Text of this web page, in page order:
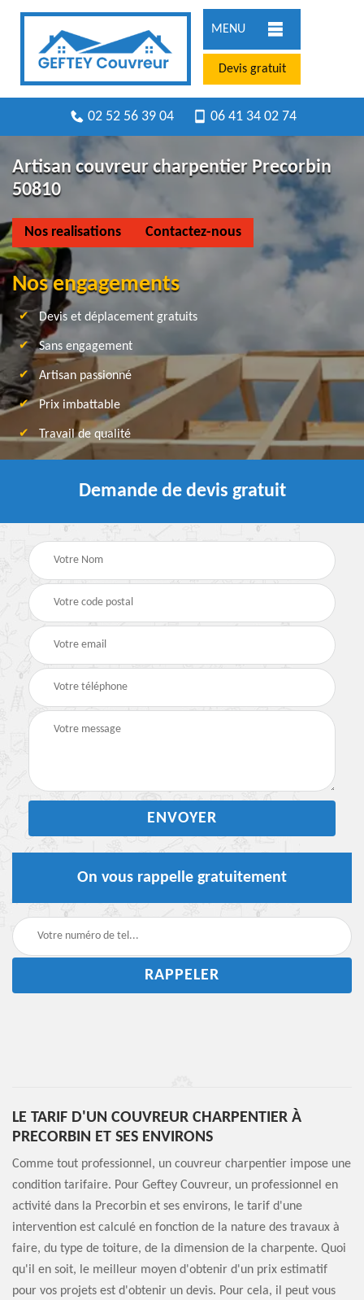
MENU
Devis gratuit
02 52 56 39 04 06 41 34 02 74
Artisan couvreur charpentier Precorbin
50810
Nos realisations Contactez-nous
Nos engagements
Devis et déplacement gratuits
Sans engagement
Artisan passionné
Prix imbattable
Travail de qualité
Demande de devis gratuit
On vous rappelle gratuitement
LE TARIF D'UN COUVREUR CHARPENTIER À
PRECORBIN ET SES ENVIRONS
Comme tout professionnel, un couvreur charpentier impose une
condition tarifaire. Pour Geftey Couvreur, un professionnel en
activité dans la Precorbin et ses environs, le tarif d'une
intervention est calculé en fonction de la nature des travaux à
faire, du type de toiture, de la dimension de la charpente. Quoi
qu'il en soit, le meilleur moyen d'obtenir d'un prix estimatif
pour vos projets est d'obtenir un devis. Pour cela, il peut vous